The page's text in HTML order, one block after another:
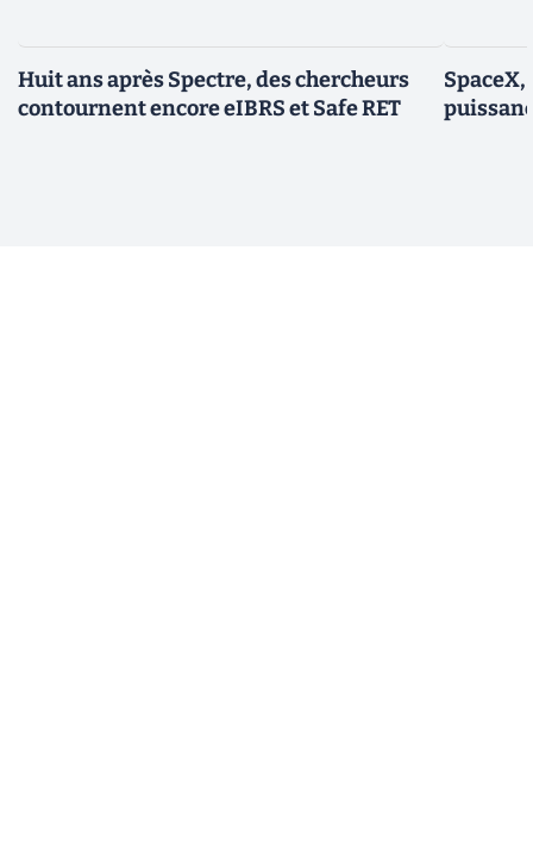
Huit ans après Spectre, des chercheurs
contournent encore eIBRS et Safe RET
SpaceX,